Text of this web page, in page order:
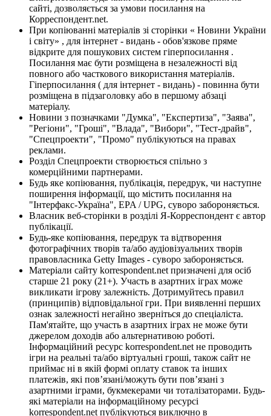
сайті, дозволяється за умови посилання на
Корреспондент.net.
При копіюванні матеріалів зі сторінки « Новини України
і світу» , для інтернет - видань - обов'язкове пряме
відкрите для пошукових систем гіперпосилання .
Посилання має бути розміщена в незалежності від
повного або часткового використання матеріалів.
Гіперпосилання ( для інтернет - видань) - повинна бути
розміщена в підзаголовку або в першому абзаці
матеріалу.
Новини з позначками "Думка", "Експертиза", "Заява",
"Регіони", "Гроші", "Влада", "Вибори", "Тест-драйв",
"Спецпроекти", "Промо" публікуються на правах
реклами.
Розділ Спецпроекти створюється спільно з
комерційними партнерами.
Будь яке копіювання, публікація, передрук, чи наступне
поширення інформації, що містить посилання на
"Інтерфакс-Україна", EPA / UPG, суворо забороняється.
Власник веб-сторінки в розділі Я-Корреспондент є автор
публікації.
Будь-яке копіювання, передрук та відтворення
фотографічних творів та/або аудіовізуальних творів
правовласника Getty Images - суворо забороняється.
Матеріали сайту korrespondent.net призначені для осіб
старше 21 року (21+). Участь в азартних іграх може
викликати ігрову залежність. Дотримуйтесь правил
(принципів) відповідальної гри. При виявленні перших
ознак залежності негайно зверніться до спеціаліста.
Пам'ятайте, що участь в азартних іграх не може бути
джерелом доходів або альтернативою роботі.
Інформаційний ресурс korrespondent.net не проводить
ігри на реальні та/або віртуальні гроші, також сайт не
приймає ні в якій формі оплату ставок та інших
платежів, які пов’язані/можуть бути пов’язані з
азартними іграми, букмекерами чи тоталізаторами. Будь-
які матеріали на інформаційному ресурсі
korrespondent.net публікуються виключно в